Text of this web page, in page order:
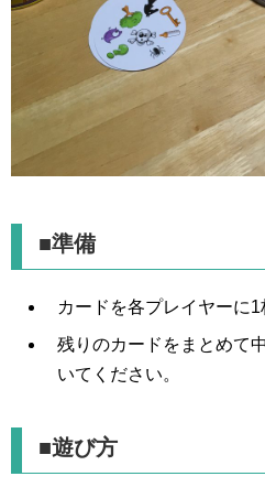
■準備
カードを各プレイヤーに1
残りのカードをまとめて
いてください。
■遊び方